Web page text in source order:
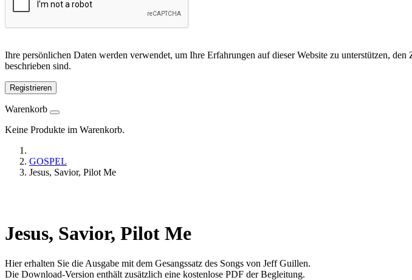
Ihre persönlichen Daten werden verwendet, um Ihre Erfahrungen auf dieser Website zu unterstützen,
beschrieben sind.
Registrieren
Warenkorb
Keine Produkte im Warenkorb.
GOSPEL
Jesus, Savior, Pilot Me
Jesus, Savior, Pilot Me
Hier erhalten Sie die Ausgabe mit dem Gesangssatz des Songs von Jeff Guillen.
Die Download-Version enthält zusätzlich eine kostenlose PDF der Begleitung.